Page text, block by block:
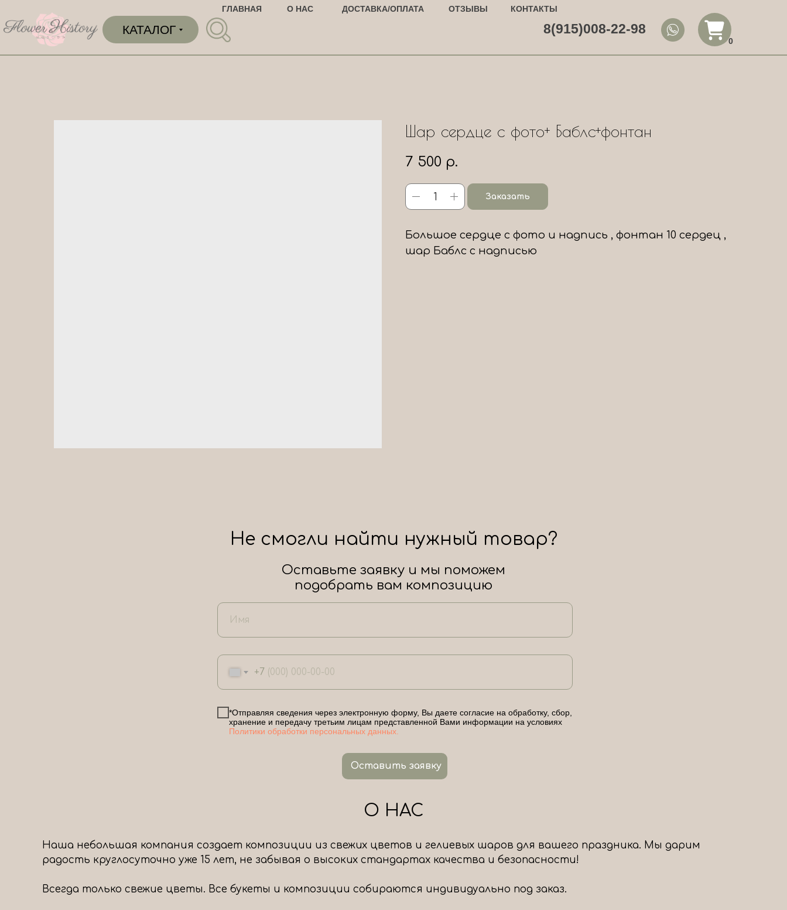
8(915)008-22-98
КАТАЛОГ
О НАС
ГЛАВНАЯ ДОСТАВКА/ОПЛАТА ОТЗЫВЫ КОНТАКТЫ
0
Шар сердце с фото+ Баблс+фонтан
7 500 р.
Заказать
Большое сердце с фото и надпись , фонтан 10 сердец ,
шар Баблс с надписью
+7
*Отправляя сведения через электронную форму, Вы даете согласие на обработку, сбор,
хранение и передачу третьим лицам представленной Вами информации на условиях
Политики обработки персональных данных.
Оставить заявку
Не смогли найти нужный товар?
Оставьте заявку и мы поможем
подобрать вам композицию
О НАС
Наша небольшая компания создает композиции из свежих цветов и гелиевых шаров для вашего праздника. Мы дарим
радость круглосуточно уже 15 лет, не забывая о высоких стандартах качества и безопасности!
Всегда только свежие цветы. Все букеты и композиции собираются индивидуально под заказ.